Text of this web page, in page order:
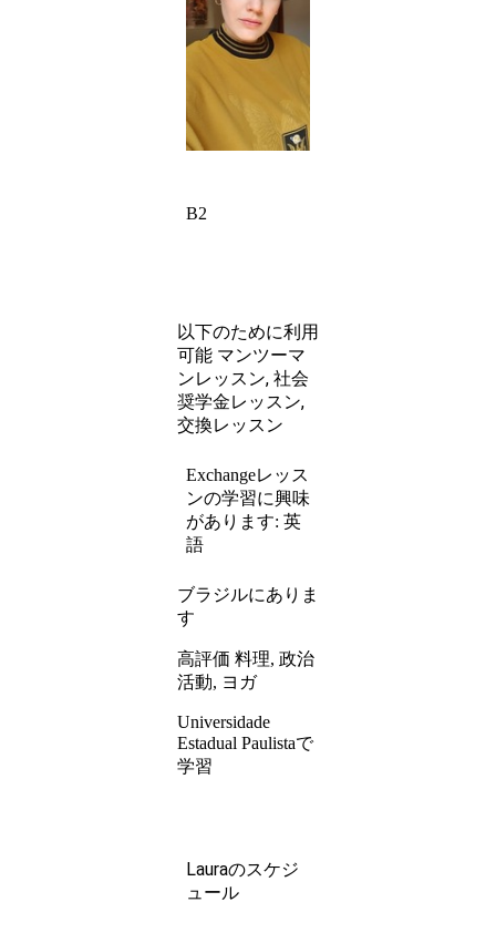
B2
以下のために利用
可能 マンツーマ
ンレッスン, 社会
奨学金レッスン,
交換レッスン
Exchangeレッス
ンの学習に興味
があります: 英
語
ブラジルにありま
す
高評価 料理, 政治
活動, ヨガ
Universidade
Estadual Paulistaで
学習
Lauraのスケジ
ュール